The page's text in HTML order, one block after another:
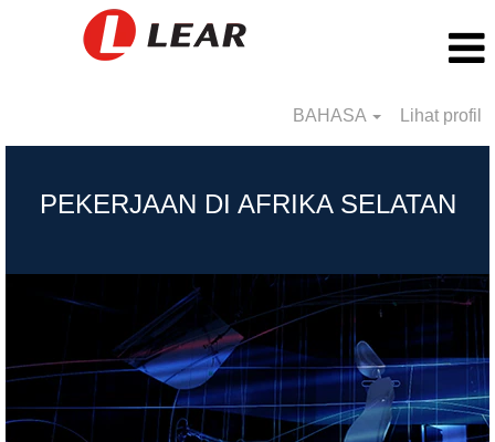
BAHASA Lihat profil
PEKERJAAN DI AFRIKA SELATAN